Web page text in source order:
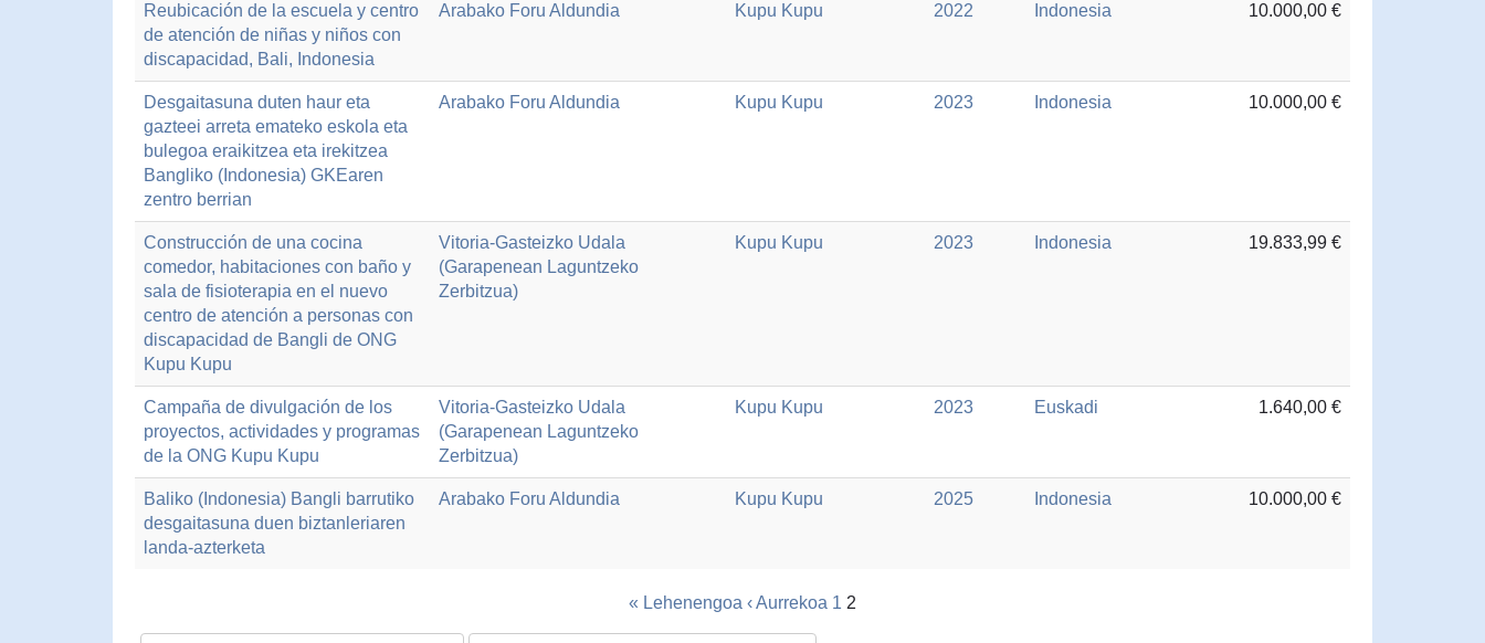
Reubicación de la escuela y centro
de atención de niñas y niños con
discapacidad, Bali, Indonesia
Arabako Foru Aldundia Kupu Kupu 2022 Indonesia 10.000,00 €
Desgaitasuna duten haur eta
gazteei arreta emateko eskola eta
bulegoa eraikitzea eta irekitzea
Bangliko (Indonesia) GKEaren
zentro berrian
Arabako Foru Aldundia Kupu Kupu 2023 Indonesia 10.000,00 €
Construcción de una cocina
comedor, habitaciones con baño y
sala de fisioterapia en el nuevo
centro de atención a personas con
discapacidad de Bangli de ONG
Kupu Kupu
Vitoria-Gasteizko Udala
(Garapenean Laguntzeko
Zerbitzua)
Kupu Kupu 2023 Indonesia 19.833,99 €
Campaña de divulgación de los
proyectos, actividades y programas
de la ONG Kupu Kupu
Vitoria-Gasteizko Udala
(Garapenean Laguntzeko
Zerbitzua)
Kupu Kupu 2023 Euskadi 1.640,00 €
Baliko (Indonesia) Bangli barrutiko
desgaitasuna duen biztanleriaren
landa-azterketa
Arabako Foru Aldundia Kupu Kupu 2025 Indonesia 10.000,00 €
« Lehenengoa ‹ Aurrekoa 1 2